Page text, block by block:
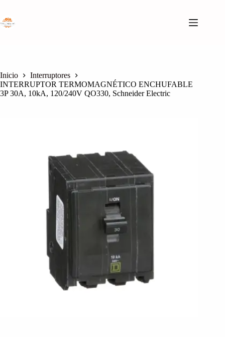
contenido
Inicio
Interruptores
INTERRUPTOR TERMOMAGNÉTICO ENCHUFABLE
3P 30A, 10kA, 120/240V QO330, Schneider Electric